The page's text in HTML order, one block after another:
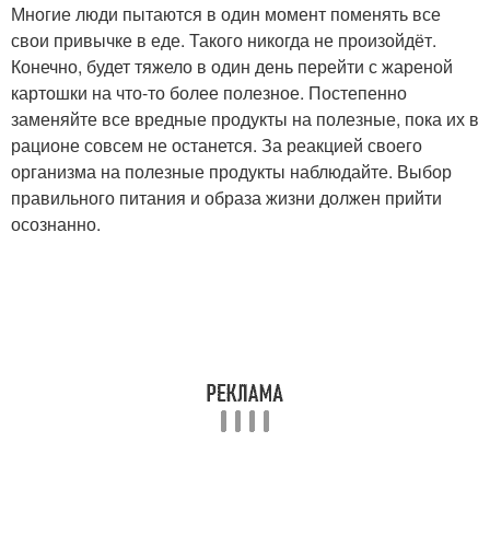
Многие люди пытаются в один момент поменять все
свои привычке в еде. Такого никогда не произойдёт.
Конечно, будет тяжело в один день перейти с жареной
картошки на что-то более полезное. Постепенно
заменяйте все вредные продукты на полезные, пока их в
рационе совсем не останется. За реакцией своего
организма на полезные продукты наблюдайте. Выбор
правильного питания и образа жизни должен прийти
осознанно.